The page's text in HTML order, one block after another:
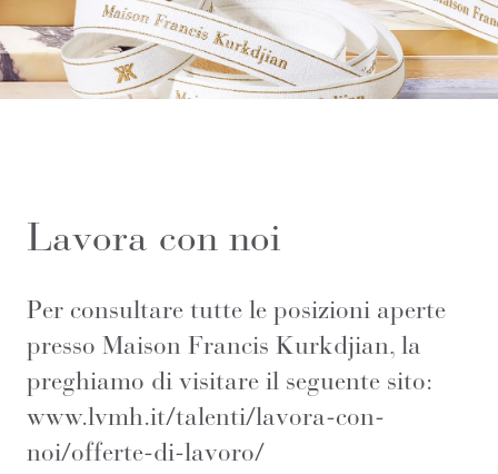
Lavora con noi
Per consultare tutte le posizioni aperte
presso Maison Francis Kurkdjian, la
preghiamo di visitare il seguente sito:
www.lvmh.it/talenti/lavora-con-
noi/offerte-di-lavoro/